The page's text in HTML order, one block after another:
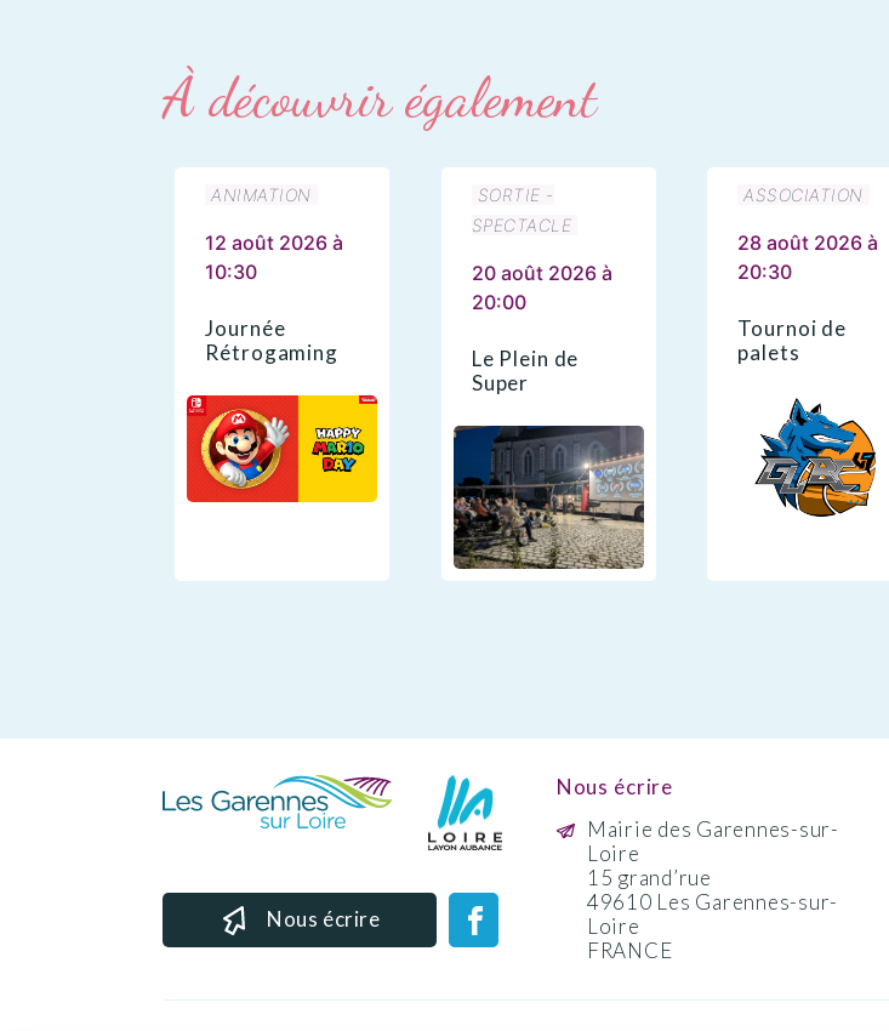
À découvrir également
ANIMATION
12 août 2026 à
10:30
Journée
Rétrogaming
SORTIE -
SPECTACLE
20 août 2026 à
20:00
Le Plein de
Super
ASSOCIATION
28 août 2026 à
20:30
Tournoi de
palets
Nous écrire
Nous écrire
Mairie des Garennes-sur-
Loire
15 grand’rue
49610 Les Garennes-sur-
Loire
FRANCE